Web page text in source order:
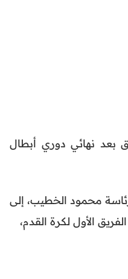
بعد نهائي دوري أبطال
محمود الخطيب، إلى
الأول لكرة القدم،